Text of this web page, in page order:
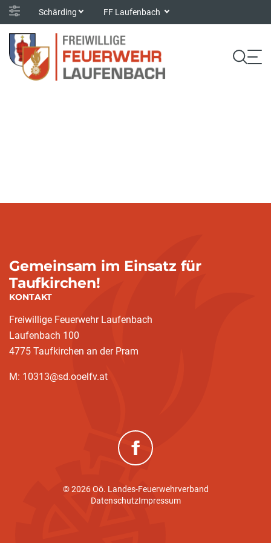
Schärding FF Laufenbach
Gemeinsam im Einsatz für
Taufkirchen!
KONTAKT
Freiwillige Feuerwehr Laufenbach
Laufenbach 100
4775 Taufkirchen an der Pram
M: 10313@sd.ooelfv.at
(neues Fenster)
© 2026 Oö. Landes-Feuerwehrverband
DatenschutzImpressum